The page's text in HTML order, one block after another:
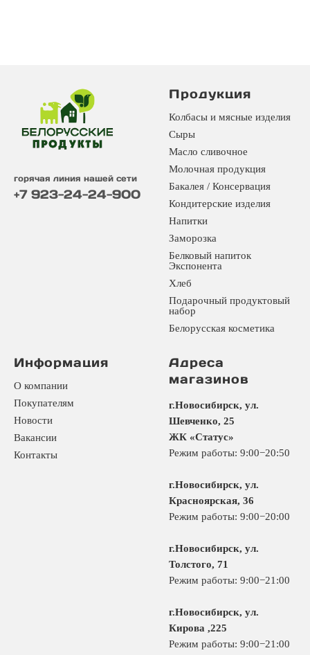
горячая линия нашей сети
+7 923-24-24-900
Продукция
Колбасы и мясные изделия
Сыры
Масло сливочное
Молочная продукция
Бакалея / Консервация
Кондитерские изделия
Напитки
Заморозка
Белковый напиток
Экспонента
Хлеб
Подарочный продуктовый
набор
Белорусская косметика
Информация
О компании
Покупателям
Новости
Вакансии
Контакты
Адреса
магазинов
г.Новосибирск, ул.
Шевченко, 25
ЖК «Статус»
Режим работы: 9:00−20:50
г.Новосибирск, ул.
Красноярская, 36
Режим работы: 9:00−20:00
г.Новосибирск, ул.
Толстого, 71
Режим работы: 9:00−21:00
г.Новосибирск, ул.
Кирова ,225
Режим работы: 9:00−21:00